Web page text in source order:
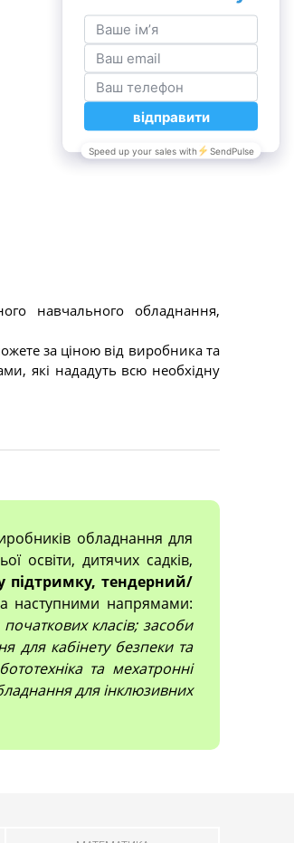
навчального обладнання,
за ціною від виробника та
які нададуть всю необхідну
обладнання для
освіти, дитячих садків,
підтримку, тендерний/
наступними напрямами:
початкових класів; засоби
для кабінету безпеки та
та мехатронні
для інклюзивних